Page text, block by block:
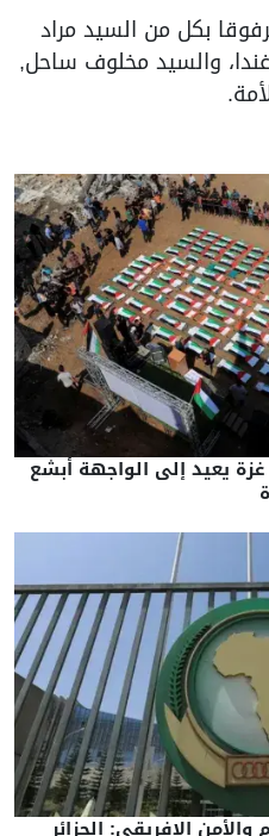
بكل من السيد مراد
والسيد مخلوف ساحل,
في غزة يعيد إلى الواجهة أبشع
الإفريقي: الجزائر